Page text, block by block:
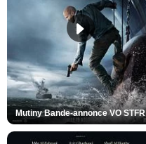
Mutiny Bande-annonce VO STFR